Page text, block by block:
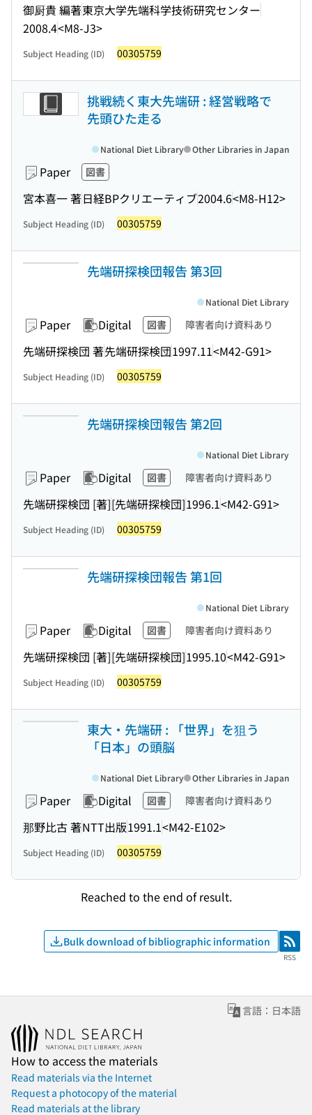
御厨貴 編著東京大学先端科学技術研究センター
2008.4<M8-J3>
Subject Heading (ID) 00305759
挑戦続く東大先端研 : 経営戦略で
先頭ひた走る
Paper 図書
宮本喜一 著日経BPクリエーティブ2004.6<M8-H12>
National Diet Library Other Libraries in Japan
Subject Heading (ID) 00305759
先端研探検団報告 第3回
Paper Digital 図書 障害者向け資料あり
先端研探検団 著先端研探検団1997.11<M42-G91>
National Diet Library
Subject Heading (ID) 00305759
先端研探検団報告 第2回
Paper Digital 図書 障害者向け資料あり
先端研探検団 [著][先端研探検団]1996.1<M42-G91>
National Diet Library
Subject Heading (ID) 00305759
先端研探検団報告 第1回
Paper Digital 図書 障害者向け資料あり
先端研探検団 [著][先端研探検団]1995.10<M42-G91>
National Diet Library
Subject Heading (ID) 00305759
東大・先端研 : 「世界」を狙う
「日本」の頭脳
Paper Digital 図書 障害者向け資料あり
那野比古 著NTT出版1991.1<M42-E102>
National Diet Library Other Libraries in Japan
Subject Heading (ID) 00305759
Reached to the end of result.
Bulk download of bibliographic information RSS
RSS
言語：日本語
How to access the materials
Read materials via the Internet
Request a photocopy of the material
Read materials at the library